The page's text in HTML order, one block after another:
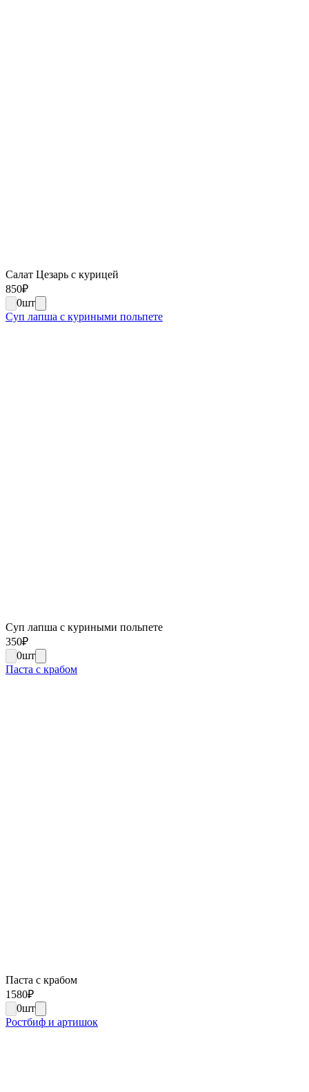
Салат Цезарь с курицей
850₽
0шт
Суп лапша с куриными польпете
Суп лапша с куриными польпете
350₽
0шт
Паста с крабом
Паста с крабом
1580₽
0шт
Ростбиф и артишок